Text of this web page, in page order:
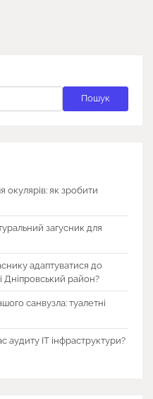
Пошук
окулярів: як зробити
загусник для
адаптуватися до
Дніпровський район?
санвузла: туалетні
аудиту ІТ інфраструктури?